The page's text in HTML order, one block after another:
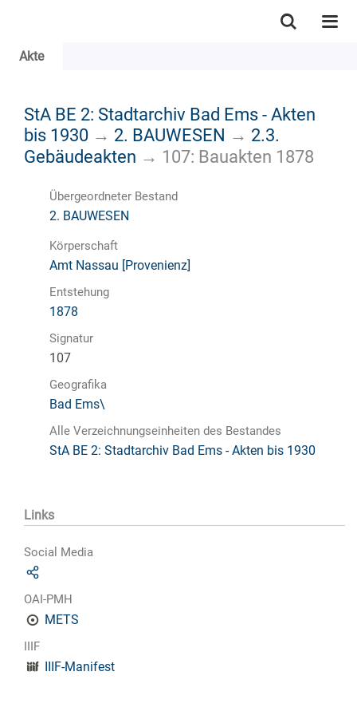
Akte
StA BE 2: Stadtarchiv Bad Ems - Akten
bis 1930 → 2. BAUWESEN → 2.3.
Gebäudeakten → 107: Bauakten 1878
Übergeordneter Bestand
2. BAUWESEN
Körperschaft
Amt Nassau [Provenienz]
Entstehung
1878
Signatur
107
Geografika
Bad Ems\
Alle Verzeichnungseinheiten des Bestandes
StA BE 2: Stadtarchiv Bad Ems - Akten bis 1930
Links
Social Media
OAI-PMH
METS
IIIF
IIIF-Manifest